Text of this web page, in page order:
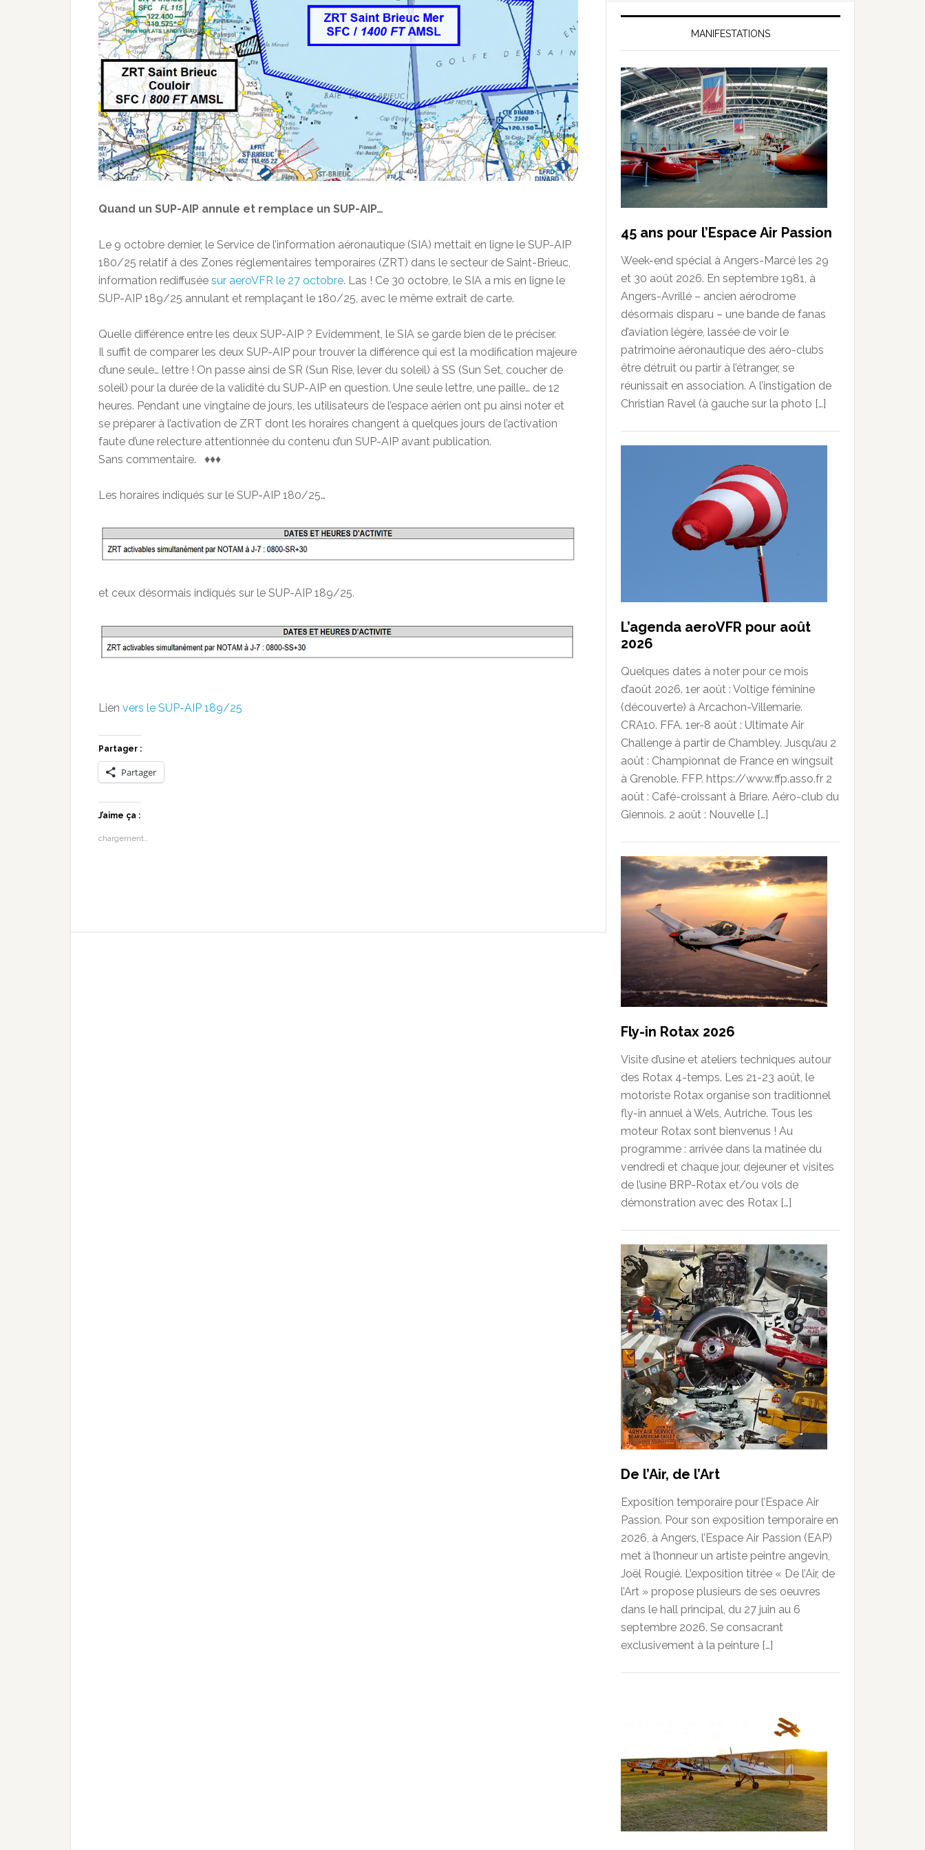
Quand un SUP-AIP annule et remplace un SUP-AIP…
Le 9 octobre dernier, le Service de l’information aéronautique (SIA) mettait en ligne le SUP-AIP
180/25 relatif à des Zones réglementaires temporaires (ZRT) dans le secteur de Saint-Brieuc,
information rediffusée sur aeroVFR le 27 octobre. Las ! Ce 30 octobre, le SIA a mis en ligne le
SUP-AIP 189/25 annulant et remplaçant le 180/25, avec le même extrait de carte.
Quelle différence entre les deux SUP-AIP ? Evidemment, le SIA se garde bien de le préciser.
Il suffit de comparer les deux SUP-AIP pour trouver la différence qui est la modification majeure
d’une seule… lettre ! On passe ainsi de SR (Sun Rise, lever du soleil) à SS (Sun Set, coucher de
soleil) pour la durée de la validité du SUP-AIP en question. Une seule lettre, une paille… de 12
heures. Pendant une vingtaine de jours, les utilisateurs de l’espace aérien ont pu ainsi noter et
se préparer à l’activation de ZRT dont les horaires changent à quelques jours de l’activation
faute d’une relecture attentionnée du contenu d’un SUP-AIP avant publication.
Sans commentaire. ♦♦♦
Les horaires indiqués sur le SUP-AIP 180/25…
et ceux désormais indiqués sur le SUP-AIP 189/25.
Lien vers le SUP-AIP 189/25
Partager :
Partager
J’aime ça :
chargement…
MANIFESTATIONS
45 ans pour l’Espace Air Passion
Week-end spécial à Angers-Marcé les 29
et 30 août 2026. En septembre 1981, à
Angers-Avrillé – ancien aérodrome
désormais disparu – une bande de fanas
d’aviation légère, lassée de voir le
patrimoine aéronautique des aéro-clubs
être détruit ou partir à l’étranger, se
réunissait en association. A l’instigation de
Christian Ravel (à gauche sur la photo […]
L’agenda aeroVFR pour août
2026
Quelques dates à noter pour ce mois
d’août 2026. 1er août : Voltige féminine
(découverte) à Arcachon-Villemarie.
CRA10. FFA. 1er-8 août : Ultimate Air
Challenge à partir de Chambley. Jusqu’au 2
août : Championnat de France en wingsuit
à Grenoble. FFP. https://www.ffp.asso.fr 2
août : Café-croissant à Briare. Aéro-club du
Giennois. 2 août : Nouvelle […]
Fly-in Rotax 2026
Visite d’usine et ateliers techniques autour
des Rotax 4-temps. Les 21-23 août, le
motoriste Rotax organise son traditionnel
fly-in annuel à Wels, Autriche. Tous les
moteur Rotax sont bienvenus ! Au
programme : arrivée dans la matinée du
vendredi et chaque jour, dejeuner et visites
de l’usine BRP-Rotax et/ou vols de
démonstration avec des Rotax […]
De l’Air, de l’Art
Exposition temporaire pour l’Espace Air
Passion. Pour son exposition temporaire en
2026, à Angers, l’Espace Air Passion (EAP)
met à l’honneur un artiste peintre angevin,
Joël Rougié. L’exposition titrée « De l’Air, de
l’Art » propose plusieurs de ses oeuvres
dans le hall principal, du 27 juin au 6
septembre 2026. Se consacrant
exclusivement à la peinture […]